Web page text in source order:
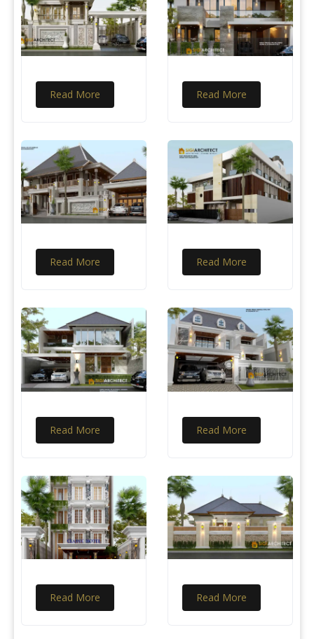
Read More Read More
Read More Read More
Read More Read More
Read More Read More